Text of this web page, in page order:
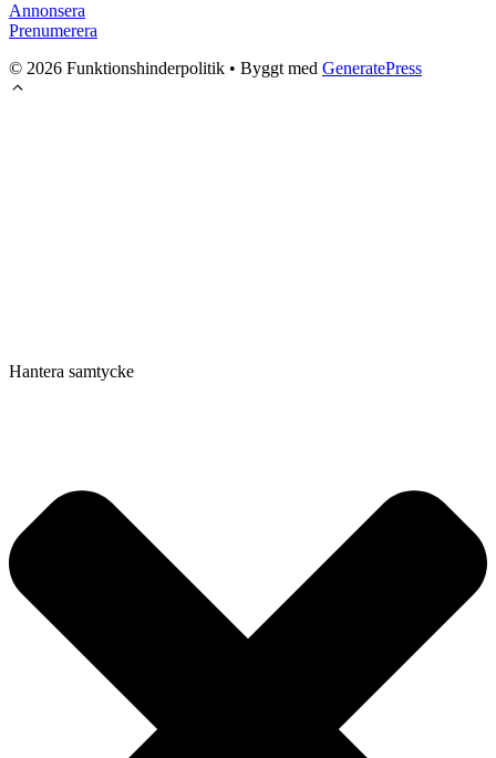
Annonsera
Prenumerera
© 2026 Funktionshinderpolitik • Byggt med GeneratePress
Hantera samtycke